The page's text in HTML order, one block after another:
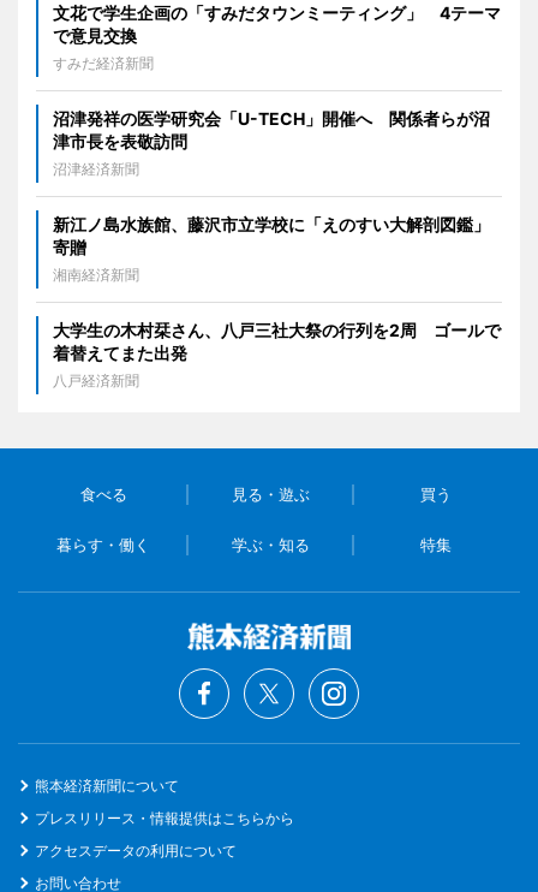
文花で学生企画の「すみだタウンミーティング」 4テーマ
で意見交換
すみだ経済新聞
沼津発祥の医学研究会「U-TECH」開催へ 関係者らが沼
津市長を表敬訪問
沼津経済新聞
新江ノ島水族館、藤沢市立学校に「えのすい大解剖図鑑」
寄贈
湘南経済新聞
大学生の木村栞さん、八戸三社大祭の行列を2周 ゴールで
着替えてまた出発
八戸経済新聞
食べる 見る・遊ぶ 買う
暮らす・働く 学ぶ・知る 特集
熊本経済新聞について
プレスリリース・情報提供はこちらから
アクセスデータの利用について
お問い合わせ